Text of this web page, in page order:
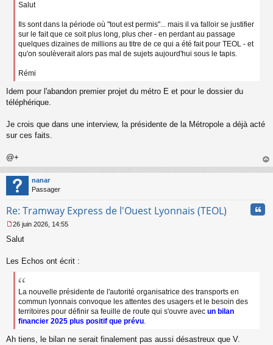
Salut
Ils sont dans la période où "tout est permis"... mais il va falloir se justifier
sur le fait que ce soit plus long, plus cher - en perdant au passage
quelques dizaines de millions au titre de ce qui a été fait pour TEOL - et
qu'on soulèverait alors pas mal de sujets aujourd'hui sous le tapis.
Rémi
Idem pour l'abandon premier projet du métro E et pour le dossier du
téléphérique.
Je crois que dans une interview, la présidente de la Métropole a déjà acté
sur ces faits.
@+
au
nanar
Passager
Re: Tramway Express de l'Ouest Lyonnais (TEOL)
e
s
u
26 juin 2026, 14:55
Salut
Les Echos ont écrit :
La nouvelle présidente de l'autorité organisatrice des transports en
commun lyonnais convoque les attentes des usagers et le besoin des
territoires pour définir sa feuille de route qui s'ouvre avec un bilan
financier 2025 plus positif que prévu.
Ah tiens, le bilan ne serait finalement pas aussi désastreux que V.